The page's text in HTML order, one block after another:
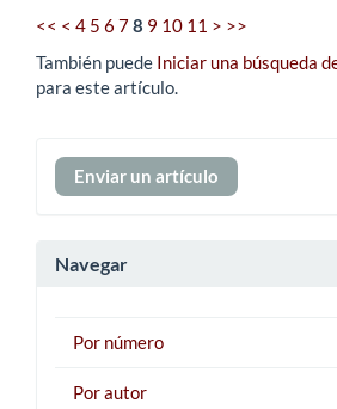
<< < 4 5 6 78 9 10 11 > >>
También puede Iniciar una búsqueda
para este artículo.
Enviar
un
Enviar un artículo
Navegar
Por número
Por autor